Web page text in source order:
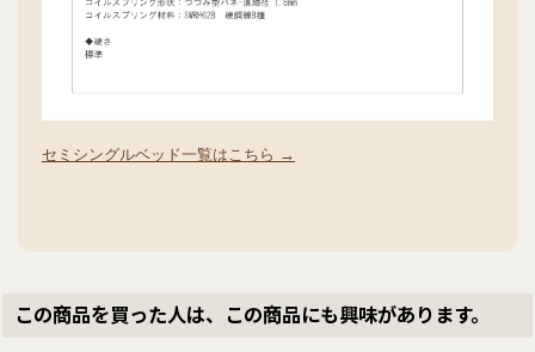
セミシングルベッド一覧はこちら →
この商品を買った人は、この商品にも興味があります。